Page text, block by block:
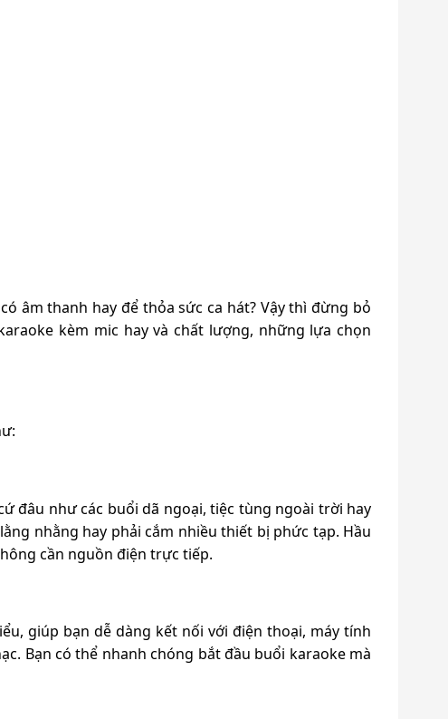
âm thanh hay để thỏa sức ca hát? Vậy thì đừng bỏ
kèm mic hay và chất lượng, những lựa chọn
đâu như các buổi dã ngoại, tiệc tùng ngoài trời hay
nhằng hay phải cắm nhiều thiết bị phức tạp. Hầu
cần nguồn điện trực tiếp.
giúp bạn dễ dàng kết nối với điện thoại, máy tính
Bạn có thể nhanh chóng bắt đầu buổi karaoke mà